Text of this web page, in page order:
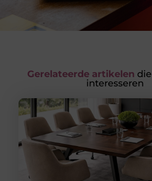
Gerelateerde artikelen
interesseren